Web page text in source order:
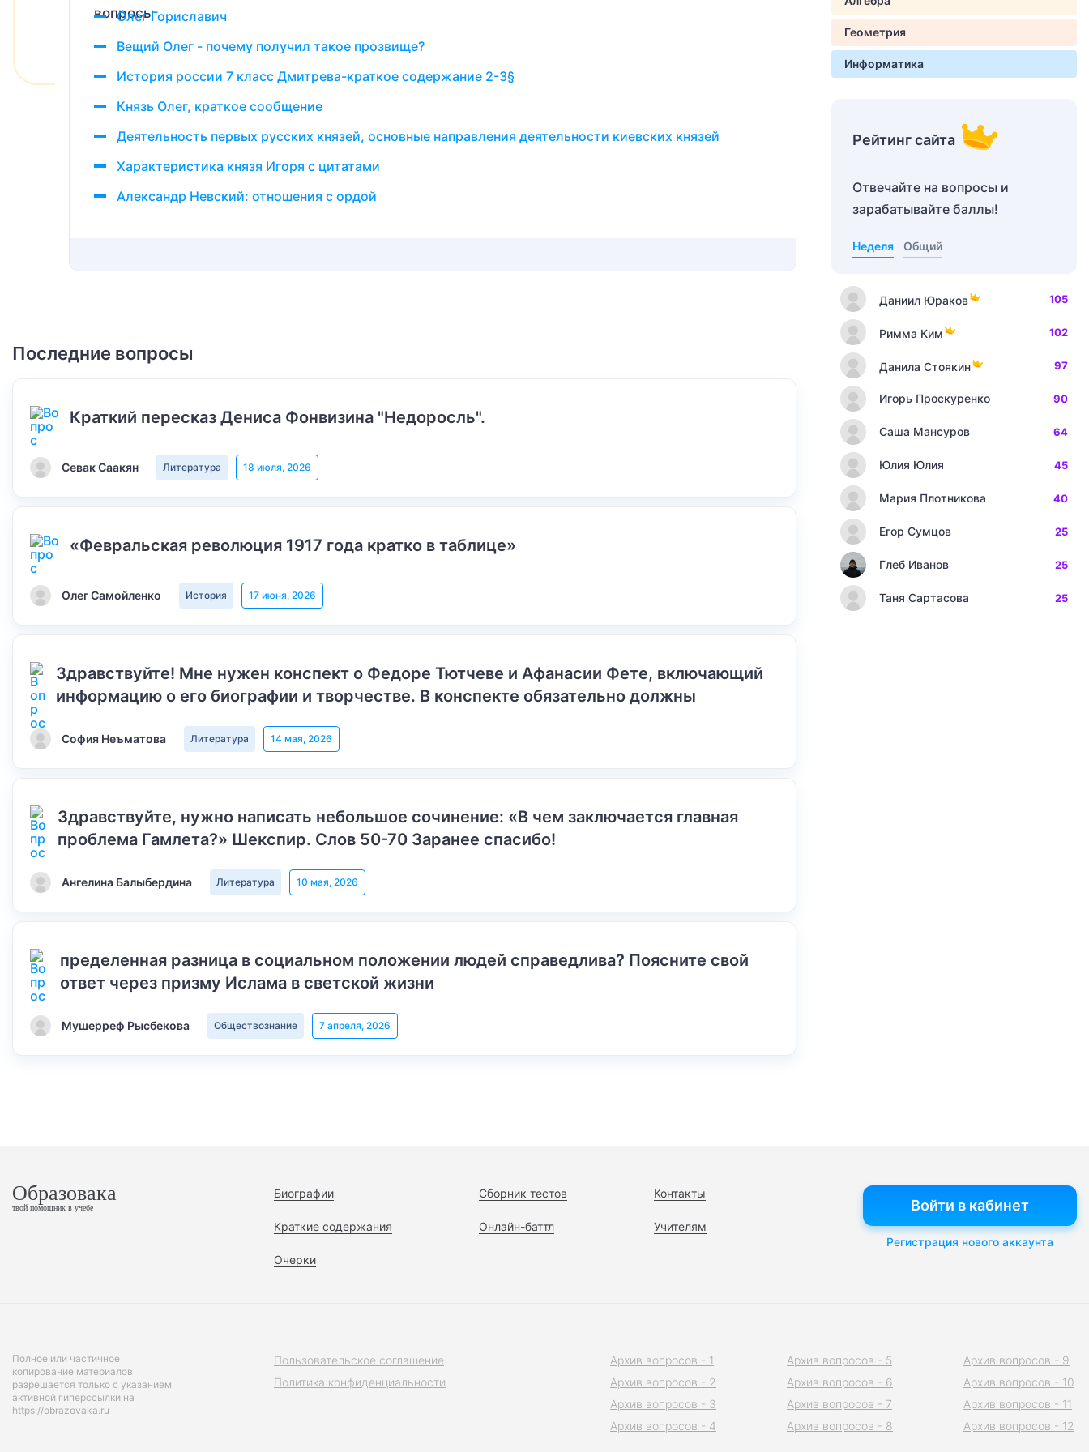
Олег Гориславич
Вещий Олег - почему получил такое прозвище?
История россии 7 класс Дмитрева-краткое содержание 2-3§
Князь Олег, краткое сообщение
Деятельность первых русских князей, основные направления деятельности киевских князей
Характеристика князя Игоря с цитатами
Александр Невский: отношения с ордой
Последние вопросы
Краткий пересказ Дениса Фонвизина "Недоросль".
Севак Саакян Литература 18 июля, 2026
«Февральская революция 1917 года кратко в таблице»
Олег Самойленко История 17 июня, 2026
Здравствуйте! Мне нужен конспект о Федоре Тютчеве и Афанасии Фете, включающий
информацию о его биографии и творчестве. В конспекте обязательно должны
София Неъматова Литература 14 мая, 2026
Здравствуйте, нужно написать небольшое сочинение: «В чем заключается главная
проблема Гамлета?» Шекспир. Слов 50-70 Заранее спасибо!
Ангелина Балыбердина Литература 10 мая, 2026
пределенная разница в социальном положении людей справедлива? Поясните свой
ответ через призму Ислама в светской жизни
Мушерреф Рысбекова Обществознание 7 апреля, 2026
Геометрия
Информатика
Рейтинг сайта
Отвечайте на вопросы и
зарабатывайте баллы!
Неделя Общий
Даниил Юраков 105
Римма Ким 102
Данила Стоякин 97
Игорь Проскуренко 90
Саша Мансуров 64
Юлия Юлия 45
Мария Плотникова 40
Егор Сумцов 25
Глеб Иванов 25
Таня Сартасова 25
Образовака
твой помощник в учебе
Биографии
Краткие содержания
Очерки
Сборник тестов
Онлайн-баттл
Контакты
Учителям
Войти в кабинет
Регистрация нового аккаунта
Полное или частичное
копирование материалов
разрешается только с указанием
активной гиперссылки на
https://obrazovaka.ru
Пользовательское соглашение
Политика конфиденциальности
Архив вопросов - 1
Архив вопросов - 2
Архив вопросов - 3
Архив вопросов - 4
Архив вопросов - 5
Архив вопросов - 6
Архив вопросов - 7
Архив вопросов - 8
Архив вопросов - 9
Архив вопросов - 10
Архив вопросов - 11
Архив вопросов - 12